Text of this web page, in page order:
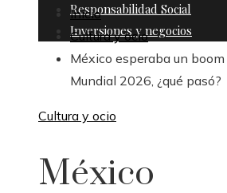
Responsabilidad Social
Inversiones y negocios
Inicio
Cultura y ocio
México esperaba un
Mundial 2026, ¿qué pasó?
Cultura y ocio
México